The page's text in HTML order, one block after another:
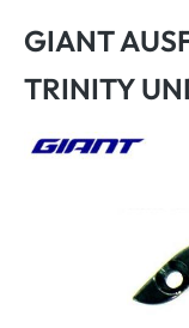
GIANT
TRINITY